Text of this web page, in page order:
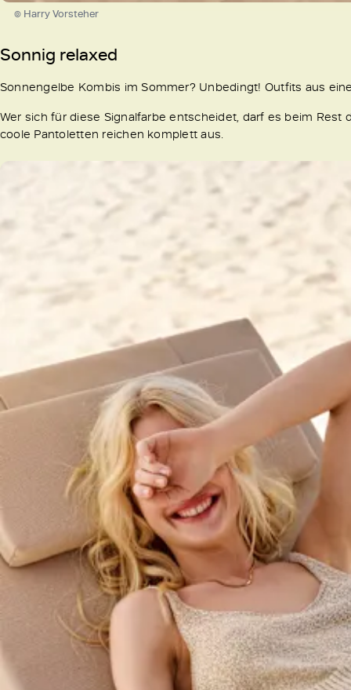
© Harry Vorsteher
Sonnig relaxed
Sonnengelbe Kombis im Sommer? Unbedingt! Outfits aus
Wer sich für diese Signalfarbe entscheidet, darf es beim
coole Pantoletten reichen komplett aus.